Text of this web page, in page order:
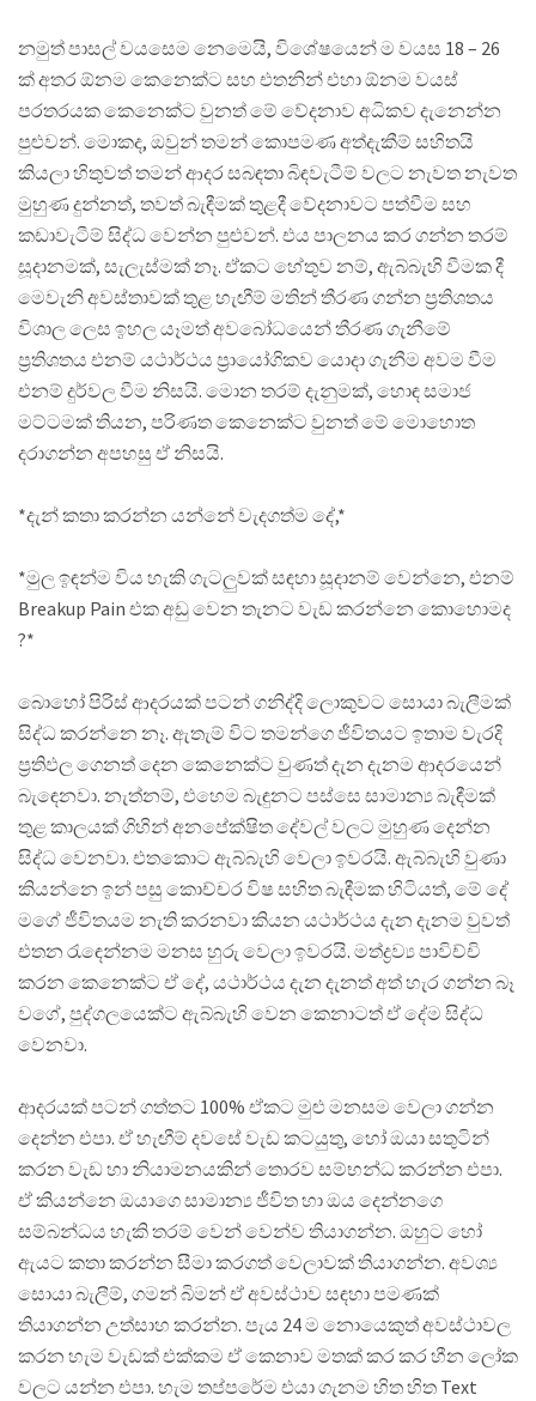
නමුත් පාසල් වයසෙම නෙමෙයි, විශේෂයෙන් ම වයස 18 – 26
ක් අතර ඕනම කෙනෙක්ට සහ එතනින් එහා ඕනම වයස්
පරතරයක කෙනෙක්ට වුනත් මේ වේදනාව අධිකව දැනෙන්න
පුළුවන්. මොකද, ඔවුන් තමන් කොපමණ අත්දැකීම් සහිතයි
කියලා හිතුවත් තමන් ආදර සබඳතා බිඳවැටීම් වලට නැවත නැවත
මුහුණ දුන්නත්, තවත් බැඳීමක් තුළදී වේදනාවට පත්වීම සහ
කඩාවැටීම් සිද්ධ වෙන්න පුළුවන්. එය පාලනය කර ගන්න තරම්
සූදානමක්, සැලැස්මක් නෑ. ඒකට හේතුව නම්, ඇබ්බැහි වීමක දී
මෙවැනි අවස්තාවක් තුළ හැඟීම් මතින් තීරණ ගන්න ප්‍රතිශතය
විශාල ලෙස ඉහල යෑමත් අවබෝධයෙන් තීරණ ගැනීමේ
ප්‍රතිශතය එනම් යථාර්ථය ප්‍රායෝගිකව යොදා ගැනීම අවම වීම
එනම් දුර්වල වීම නිසයි. ‍මොන තරම් දැනුමක්, හොඳ සමාජ
මට්ටමක් තියන, පරිණත කෙනෙක්ට වුනත් මේ මොහොත
දරාගන්න අපහසු ඒ නිසයි.
*දැන් කතා කරන්න යන්නේ වැදගත්ම දේ,*
*මුල ඉඳන්ම විය හැකි ගැටලුවක් සඳහා සූදානම් වෙන්නෙ, එනම්
Breakup Pain එක අඩු වෙන තැනට වැඩ කරන්නෙ කොහොමද
?*
බොහෝ පිරිස් ආදරයක් පටන් ගනිද්දි ලොකුවට සොයා බැලීමක්
සිද්ධ කරන්නෙ නෑ. ඇතැම් විට තමන්ගෙ ජීවිතයට ඉතාම වැරදි
ප්‍රතිඵල ගෙනත් දෙන කෙනෙක්ට වුණත් දැන දැනම ආදරයෙන්
බැඳෙනවා. නැත්නම්, එහෙම බැඳුනට පස්සෙ සාමාන්‍ය බැඳීමක්
තුළ කාලයක් ගිහින් අනපේක්ෂිත දේවල් වලට මුහුණ දෙන්න
සිද්ධ වෙනවා. එතකොට ඇබ්බැහි වෙලා ඉවරයි. ඇබ්බැහි වුණා
කියන්නෙ ඉන් පසු කොච්චර විෂ සහිත බැඳීමක හිටියත්, මේ දේ
මගේ ජීවිතයම නැති කරනවා කියන යථාර්ථය දැන දැනම වුවත්
එතන රැඳෙන්නම මනස හුරු වෙලා ඉවරයි. මත්ද්‍රව්‍ය පාවිච්චි
කරන කෙනෙක්ට ඒ දේ, යථාර්ථය දැන දැනත් අත් හැර ගන්න බෑ
වගේ, පුද්ගලයෙක්ට ඇබ්බැහි වෙන කෙනාටත් ඒ දේම සිද්ධ
වෙනවා.
ආදරයක් පටන් ගත්තට 100% ඒකට මුළු මනසම වෙලා ගන්න
දෙන්න එපා. ඒ හැඟීම් දවසේ වැඩ කටයුතු, හෝ ඔයා සතුටින්
කරන වැඩ හා නියාමනයකින් තොරව සම්භන්ධ කරන්න එපා.
ඒ කියන්නෙ ඔයාගෙ සාමාන්‍ය ජීවිත හා ඔය දෙන්නගෙ
සම්බන්ධය හැකි තරම් වෙන් වෙන්ව තියාගන්න. ඔහුට හෝ
ඇයට කතා කරන්න සීමා කරගත් වෙලාවක් තියාගන්න. අවශ්‍ය
සොයා බැලීම්, ගමන් බිමන් ඒ අවස්ථාව සඳහා පමණක්
තියාගන්න උත්සාහ කරන්න. පැය 24 ම නොයෙකුත් අවස්ථාවල
කරන හැම වැඩක් එක්කම ඒ කෙනාව මතක් කර කර හීන ලෝක
වලට යන්න එපා. හැම තප්පරේම එයා ගැනම හිත හිත Text